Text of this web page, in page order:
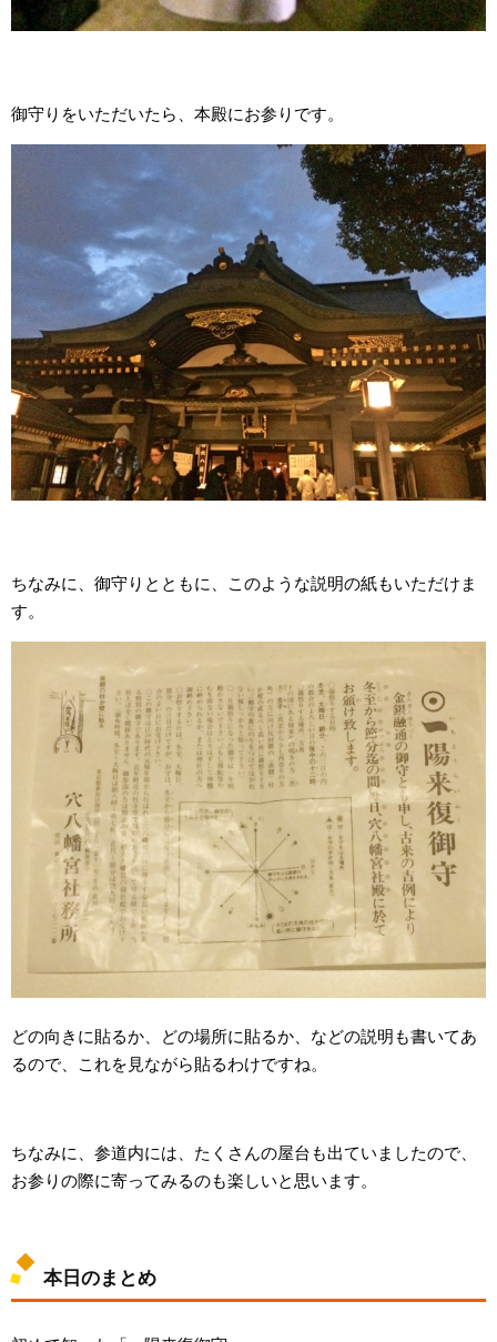
御守りをいただいたら、本殿にお参りです。
ちなみに、御守りとともに、このような説明の紙もいただけま
す。
どの向きに貼るか、どの場所に貼るか、などの説明も書いてあ
るので、これを見ながら貼るわけですね。
ちなみに、参道内には、たくさんの屋台も出ていましたので、
お参りの際に寄ってみるのも楽しいと思います。
本日のまとめ